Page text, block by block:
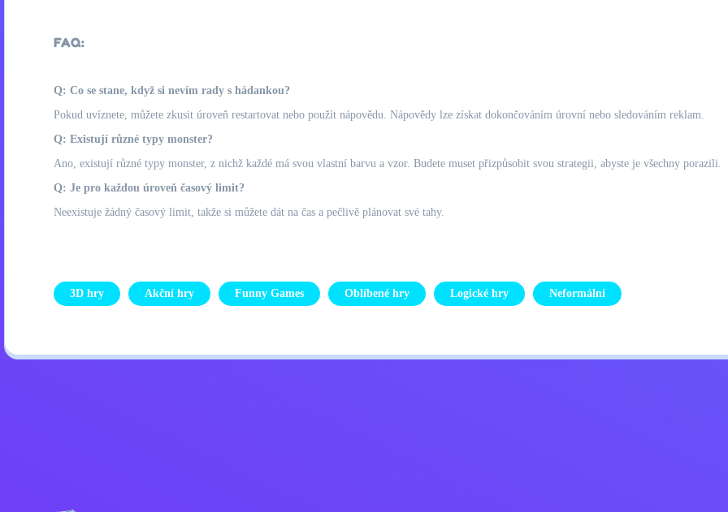
FAQ:
Q: Co se stane, když si nevím rady s hádankou?
Pokud uvíznete, můžete zkusit úroveň restartovat nebo použít nápovědu. Nápovědy lze získat dokončováním úrovní nebo sledováním reklam.
Q: Existují různé typy monster?
Ano, existují různé typy monster, z nichž každé má svou vlastní barvu a vzor. Budete muset přizpůsobit svou strategii, abyste je všechny porazili.
Q: Je pro každou úroveň časový limit?
Neexistuje žádný časový limit, takže si můžete dát na čas a pečlivě plánovat své tahy.
3D hry Akční hry Funny Games Oblíbené hry Logické hry Neformální